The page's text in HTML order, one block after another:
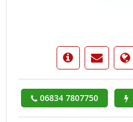
06834 7807750